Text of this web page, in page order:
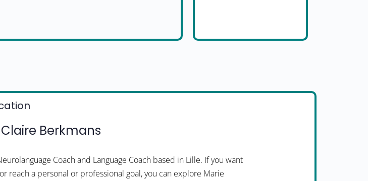
Berkmans
Coach and Language Coach based in Lille. If you want
reach a personal or professional goal, you can explore Marie